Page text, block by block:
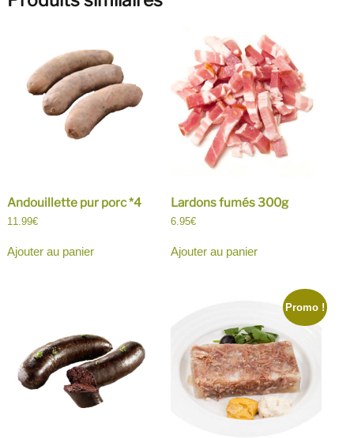
Andouillette pur porc *4
11.99€
Ajouter au panier
Lardons fumés 300g
6.95€
Ajouter au panier
Promo !